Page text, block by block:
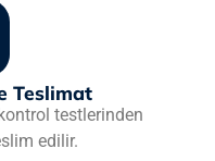
Teslimat
testlerinden
edilir.